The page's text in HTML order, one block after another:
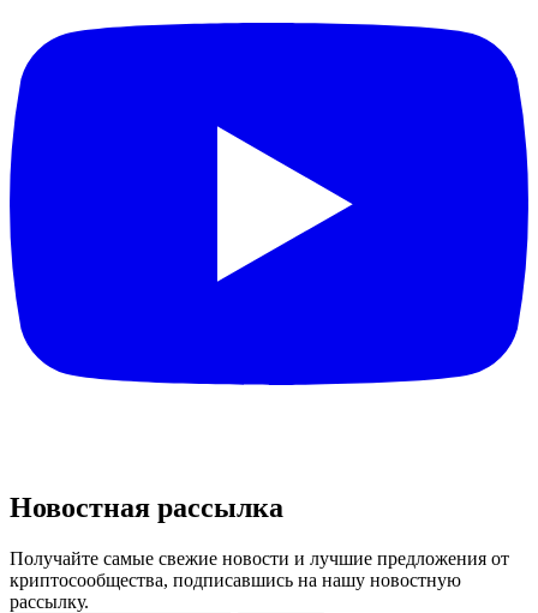
Новостная рассылка
Получайте самые свежие новости и лучшие предложения от
криптосообщества, подписавшись на нашу новостную
рассылку.